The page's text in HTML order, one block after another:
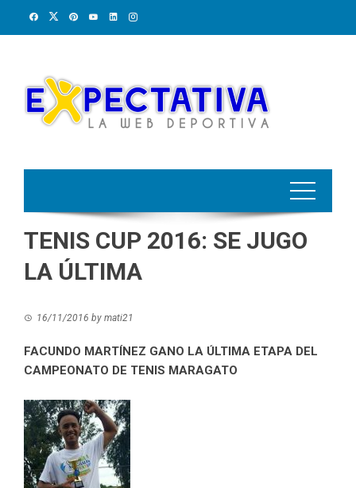
TENIS CUP 2016: SE JUGO
LA ÚLTIMA
16/11/2016 by mati21
FACUNDO MARTÍNEZ GANO LA ÚLTIMA ETAPA DEL
CAMPEONATO DE TENIS MARAGATO